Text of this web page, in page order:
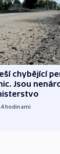
chybějící
Jsou
hodinami